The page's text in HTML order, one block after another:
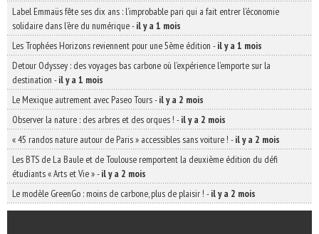
Label Emmaüs fête ses dix ans : l’improbable pari qui a fait entrer l’économie
solidaire dans l’ère du numérique-il y a 1 mois
Les Trophées Horizons reviennent pour une 5ème édition -il y a 1 mois
Detour Odyssey : des voyages bas carbone où l’expérience l’emporte sur la
destination -il y a 1 mois
Le Mexique autrement avec Paseo Tours-il y a 2 mois
Observer la nature : des arbres et des orques ! -il y a 2 mois
« 45 randos nature autour de Paris » accessibles sans voiture ! -il y a 2 mois
Les BTS de La Baule et de Toulouse remportent la deuxième édition du défi
étudiants « Arts et Vie »-il y a 2 mois
Le modèle GreenGo : moins de carbone, plus de plaisir ! -il y a 2 mois